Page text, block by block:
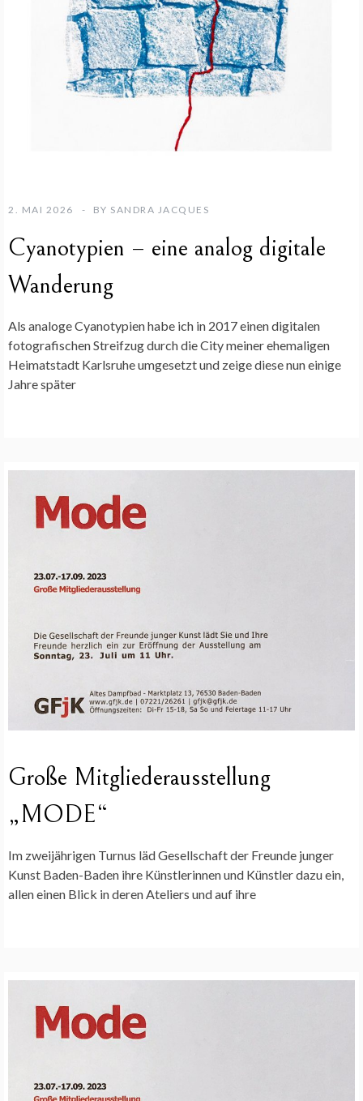
2. MAI 2026 BY SANDRA JACQUES
Cyanotypien – eine analog digitale
Wanderung
Als analoge Cyanotypien habe ich in 2017 einen digitalen
fotografischen Streifzug durch die City meiner ehemaligen
Heimatstadt Karlsruhe umgesetzt und zeige diese nun einige
Jahre später
Große Mitgliederausstellung
„MODE“
Im zweijährigen Turnus läd Gesellschaft der Freunde junger
Kunst Baden-Baden ihre Künstlerinnen und Künstler dazu ein,
allen einen Blick in deren Ateliers und auf ihre